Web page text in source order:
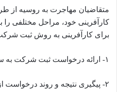
متقاضیان مهاجرت به روسیه از
کارآفرینی خود، مراحل مختلفی را
برای کارآفرینی به روش ثبت
۱- ارائه درخواست ثبت شرکت به
۲- پیگیری نتیجه و روند درخواست